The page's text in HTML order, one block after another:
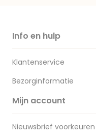
Info en hulp
Klantenservice
Bezorginformatie
Mijn account
Nieuwsbrief voorkeuren